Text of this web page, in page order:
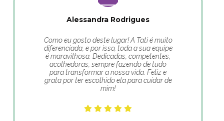
Alessandra Rodrigues
Como eu gosto deste lugar! A Tati é muito
diferenciada, e por isso, toda a sua equipe
é maravilhosa. Dedicadas, competentes,
acolhedoras, sempre fazendo de tudo
para transformar a nossa vida. Feliz e
grata por ter escolhido ela para cuidar de
mim!